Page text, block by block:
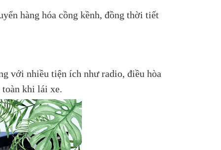
hàng hóa cồng kềnh, đồng thời tiết
với nhiều tiện ích như radio, điều hòa
toàn khi lái xe.